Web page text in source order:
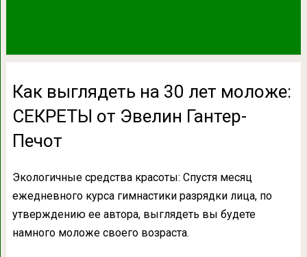
Как выглядеть на 30 лет моложе:
СЕКРЕТЫ от Эвелин Гантер-
Печот
Экологичные средства красоты: Спустя месяц
ежедневного курса гимнастики разрядки лица, по
утверждению ее автора, выглядеть вы будете
намного моложе своего возраста.